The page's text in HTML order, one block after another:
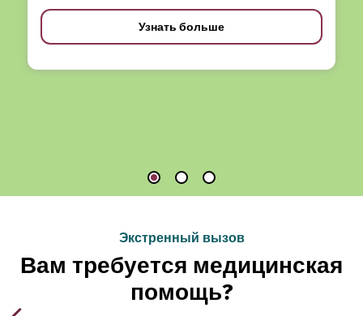
Узнать больше
Экстренный вызов
Вам требуется медицинская
помощь?